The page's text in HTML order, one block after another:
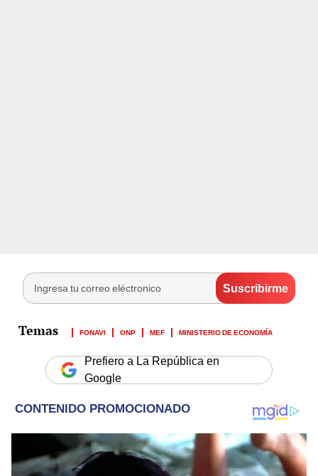
FONAVI ONP MEF MINISTERIO DE ECONOMÍA
Prefiero a La República en
Google